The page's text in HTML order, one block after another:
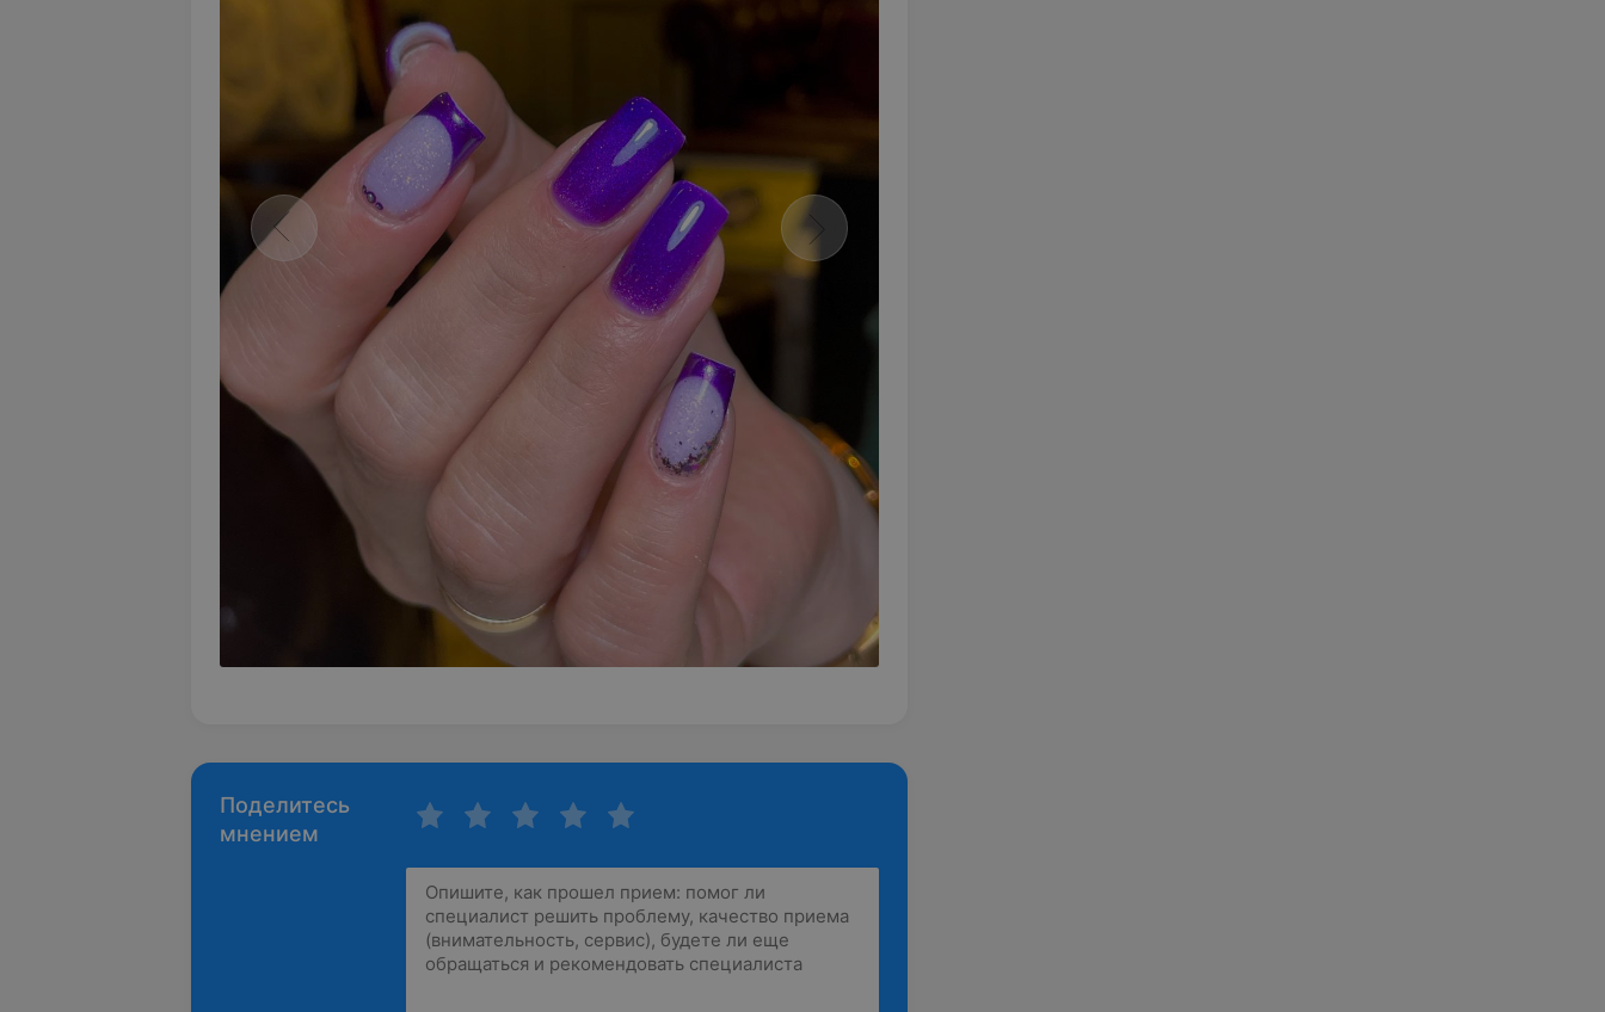
Поделитесь
мнением